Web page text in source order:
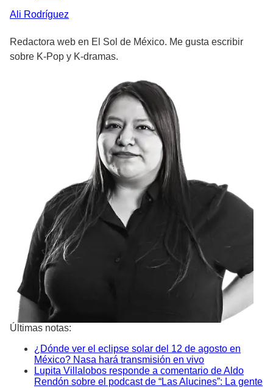
Ali Rodríguez
Redactora web en El Sol de México. Me gusta escribir
sobre K-Pop y K-dramas.
Últimas notas:
¿Dónde ver el eclipse solar del 12 de agosto en
México? Nasa hará transmisión en vivo
Lupita Villalobos responde a comentario de Aldo
Rendón sobre el podcast de “Las Alucines”: La gente